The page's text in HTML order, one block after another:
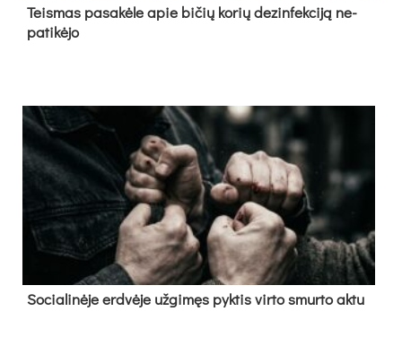
Teis­mas pa­sa­kė­le apie bi­čių ko­rių de­zin­fek­ci­ją ne­
pa­ti­kė­jo
So­cia­li­nė­je erd­vė­je už­gi­męs pyk­tis vir­to smur­to ak­tu